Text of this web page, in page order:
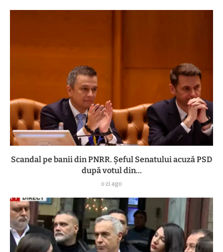
Scandal pe banii din PNRR. Șeful Senatului acuză PSD
după votul din...
o zi ago